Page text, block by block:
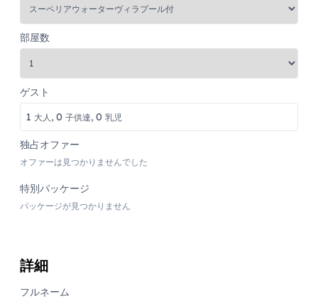
部屋数
ゲスト
1 大人, 0 子供達, 0 乳児
独占オファー
オファーは見つかりませんでした
特別パッケージ
パッケージが見つかりません
詳細
フルネーム